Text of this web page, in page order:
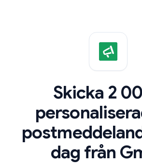
Skicka 2
dag från